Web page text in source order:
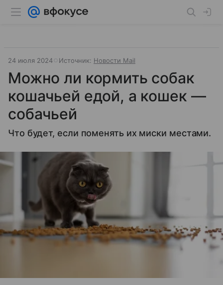
24 июля 2024 Источник: Новости Mail
Можно ли кормить собак
кошачьей едой, а кошек —
собачьей
Что будет, если поменять их миски местами.